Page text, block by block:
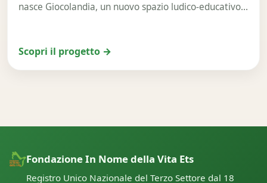
nasce Giocolandia, un nuovo spazio ludico-educativo
Scopri il progetto →
Fondazione In Nome della Vita Ets
Registro Unico Nazionale del Terzo Settore dal 18